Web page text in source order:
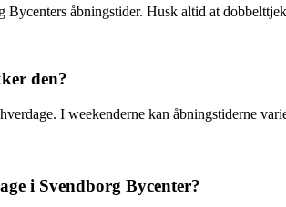
åbningstider. Husk altid at
den?
I weekenderne kan åbningstiderne
i Svendborg Bycenter?